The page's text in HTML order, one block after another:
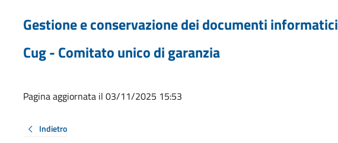
Gestione e conservazione dei documenti informatici
Cug - Comitato unico di garanzia
Pagina aggiornata il 03/11/2025 15:53
Indietro